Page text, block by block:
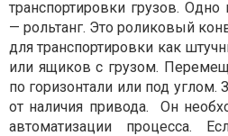
транспортировки грузов.
— рольтанг. Это роликовый
для транспортировки как
или ящиков с грузом.
по горизонтали или под углом.
от наличия привода.
Он
автоматизации процесса.